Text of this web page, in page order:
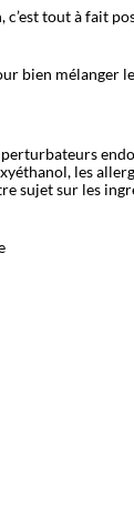
tout à fait
bien mélanger
les
sujet sur les